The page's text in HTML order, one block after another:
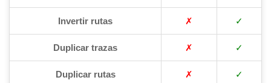
Invertir rutas ✗ ✓
Duplicar trazas ✗ ✓
Duplicar rutas ✗ ✓